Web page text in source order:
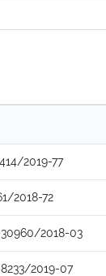
2019-77
2018-72
2018-03
2019-07